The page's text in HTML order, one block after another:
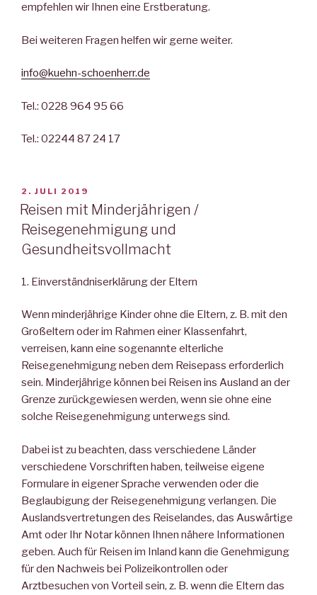
empfehlen wir Ihnen eine Erstberatung.
Bei weiteren Fragen helfen wir gerne weiter.
info@kuehn-schoenherr.de
Tel.: 0228 964 95 66
Tel.: 02244 87 24 17
VERÖFFENTLICHT
AM
2. JULI 2019
Reisen mit Minderjährigen /
Reisegenehmigung und
Gesundheitsvollmacht
1. Einverständniserklärung der Eltern
Wenn minderjährige Kinder ohne die Eltern, z. B. mit den
Großeltern oder im Rahmen einer Klassenfahrt,
verreisen, kann eine sogenannte elterliche
Reisegenehmigung neben dem Reisepass erforderlich
sein. Minderjährige können bei Reisen ins Ausland an der
Grenze zurückgewiesen werden, wenn sie ohne eine
solche Reisegenehmigung unterwegs sind.
Dabei ist zu beachten, dass verschiedene Länder
verschiedene Vorschriften haben, teilweise eigene
Formulare in eigener Sprache verwenden oder die
Beglaubigung der Reisegenehmigung verlangen. Die
Auslandsvertretungen des Reiselandes, das Auswärtige
Amt oder Ihr Notar können Ihnen nähere Informationen
geben. Auch für Reisen im Inland kann die Genehmigung
für den Nachweis bei Polizeikontrollen oder
Arztbesuchen von Vorteil sein, z. B. wenn die Eltern das